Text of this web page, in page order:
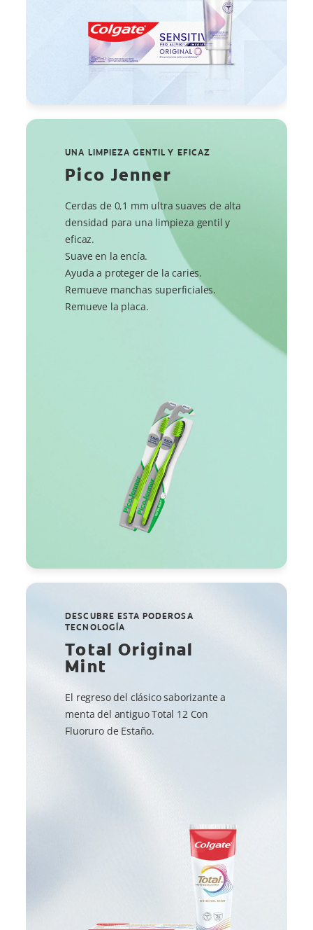
UNA LIMPIEZA GENTIL Y EFICAZ
Pico Jenner
Cerdas de 0,1 mm ultra suaves de alta
densidad para una limpieza gentil y
eficaz.
Suave en la encía.
Ayuda a proteger de la caries.
Remueve manchas superficiales.
Remueve la placa.
DESCUBRE ESTA PODEROSA
TECNOLOGÍA
Total Original
Mint
El regreso del clásico saborizante a
menta del antiguo Total 12 Con
Fluoruro de Estaño.